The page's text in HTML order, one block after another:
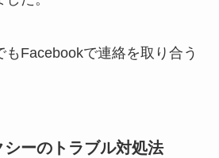
Facebookで連絡を取り合う
ーのトラブル対処法